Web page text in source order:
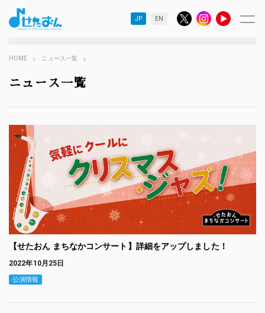
JP EN
HOME ニュース一覧
ニュース一覧
【せたおん まちなかコンサート】詳細をアップしました！
2022年10月25日
公演情報